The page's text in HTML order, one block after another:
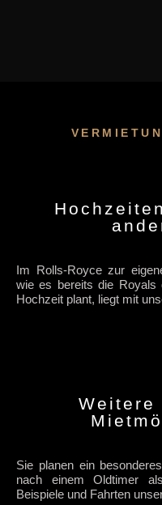
Im Rolls-Royce zur
wie es bereits die Royals
Hochzeit plant, liegt mit
Weitere
Sie planen ein
nach einem Oldtimer
Beispiele und Fahrten